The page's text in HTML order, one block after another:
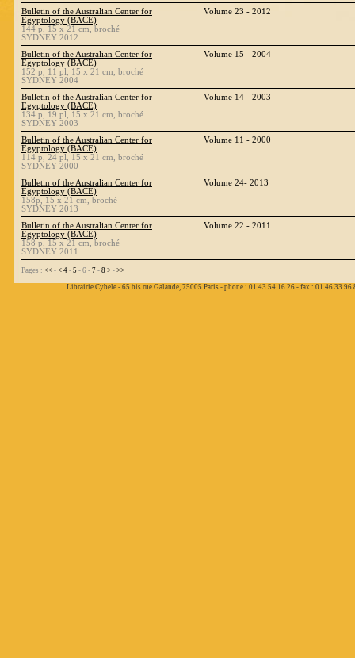
Bulletin of the Australian Center for
Egyptology (BACE)
144 p, 15 x 21 cm, broché
SYDNEY 2012
Volume 23 - 2012
Bulletin of the Australian Center for
Egyptology (BACE)
152 p, 11 pl, 15 x 21 cm, broché
SYDNEY 2004
Volume 15 - 2004
Bulletin of the Australian Center for
Egyptology (BACE)
134 p, 19 pl, 15 x 21 cm, broché
SYDNEY 2003
Volume 14 - 2003
Bulletin of the Australian Center for
Egyptology (BACE)
114 p, 24 pl, 15 x 21 cm, broché
SYDNEY 2000
Volume 11 - 2000
Bulletin of the Australian Center for
Egyptology (BACE)
158p, 15 x 21 cm, broché
SYDNEY 2013
Volume 24- 2013
Bulletin of the Australian Center for
Egyptology (BACE)
158 p, 15 x 21 cm, broché
SYDNEY 2011
Volume 22 - 2011
Pages : << - < 4 - 5 - 6 - 7 - 8 > - >>
Librairie Cybele - 65 bis rue Galande, 75005 Paris - phone : 01 43 54 16 26 - fax : 01 46 33